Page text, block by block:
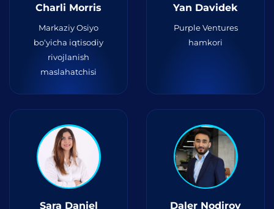
Charli Morris
Markaziy Osiyo
bo‘yicha iqtisodiy
rivojlanish
maslahatchisi
Yan Davidek
Purple Ventures
hamkori
Sara Daniel Daler Nodirov